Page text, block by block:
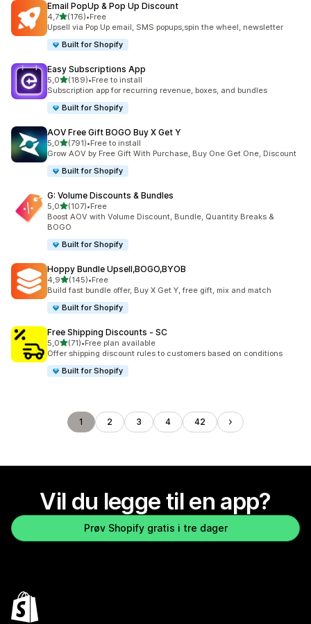
Email PopUp & Pop Up Discount
4,7av 5 stjerner
(176)
Totalt 176 omtaler
•Free
Upsell via Pop Up email, SMS popups,spin the wheel, newsletter
Built for Shopify
Easy Subscriptions App
5,0av 5 stjerner
(189)
Totalt 189 omtaler
•Free to install
Subscription app for recurring revenue, boxes, and bundles
Built for Shopify
AOV Free Gift BOGO Buy X Get Y
5,0av 5 stjerner
(791)
Totalt 791 omtaler
•Free to install
Grow AOV by Free Gift With Purchase, Buy One Get One, Discount
Built for Shopify
G: Volume Discounts & Bundles
5,0av 5 stjerner
(107)
Totalt 107 omtaler
•Free
Boost AOV with Volume Discount, Bundle, Quantity Breaks &
BOGO
Built for Shopify
Hoppy Bundle Upsell,BOGO,BYOB
4,9av 5 stjerner
(145)
Totalt 145 omtaler
•Free
Build fast bundle offer, Buy X Get Y, free gift, mix and match
Built for Shopify
Free Shipping Discounts ‑ SC
5,0av 5 stjerner
(71)
Totalt 71 omtaler
•Free plan available
Offer shipping discount rules to customers based on conditions
Built for Shopify
1 2 3 4 42
Vil du legge til en app?
Prøv Shopify gratis i tre dager